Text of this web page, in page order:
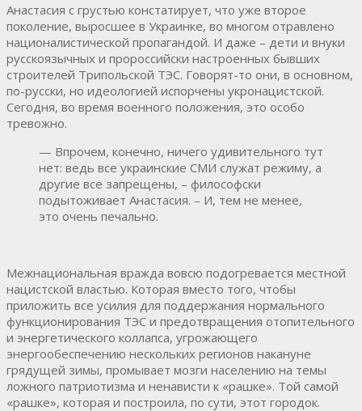
Анастасия с грустью констатирует, что уже второе
поколение, выросшее в Украинке, во многом отравлено
националистической пропагандой. И даже – дети и внуки
русскоязычных и пророссийски настроенных бывших
строителей Трипольской ТЭС. Говорят-то они, в основном,
по-русски, но идеологией испорчены укронацистской.
Сегодня, во время военного положения, это особо
тревожно.
— Впрочем, конечно, ничего удивительного тут
нет: ведь все украинские СМИ служат режиму, а
другие все запрещены, – философски
подытоживает Анастасия. – И, тем не менее,
это очень печально.
Межнациональная вражда вовсю подогревается местной
нацистской властью. Которая вместо того, чтобы
приложить все усилия для поддержания нормального
функционирования ТЭС и предотвращения отопительного
и энергетического коллапса, угрожающего
энергообеспечению нескольких регионов накануне
грядущей зимы, промывает мозги населению на темы
ложного патриотизма и ненависти к «рашке». Той самой
«рашке», которая и построила, по сути, этот городок.